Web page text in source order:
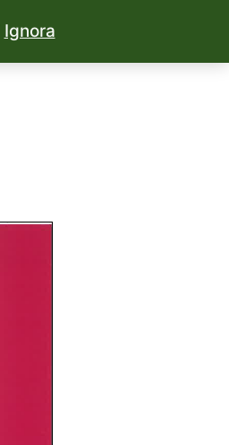
Ignora